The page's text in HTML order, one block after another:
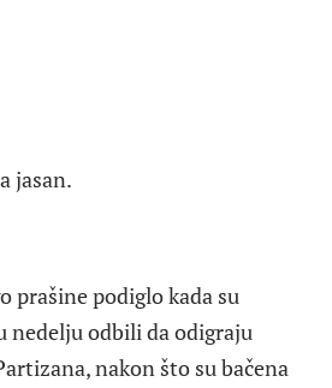
jasan.
prašine podiglo kada su
nedelju odbili da odigraju
nakon što su bačena